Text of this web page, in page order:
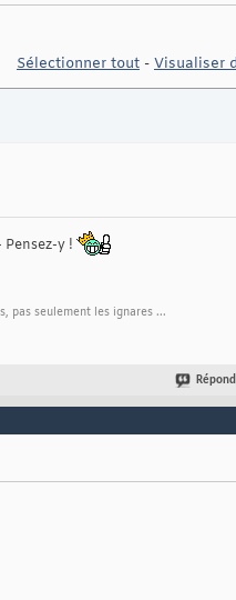
Sélectionner tout - Visualiser
Pensez-y !
pas seulement les ignares ...